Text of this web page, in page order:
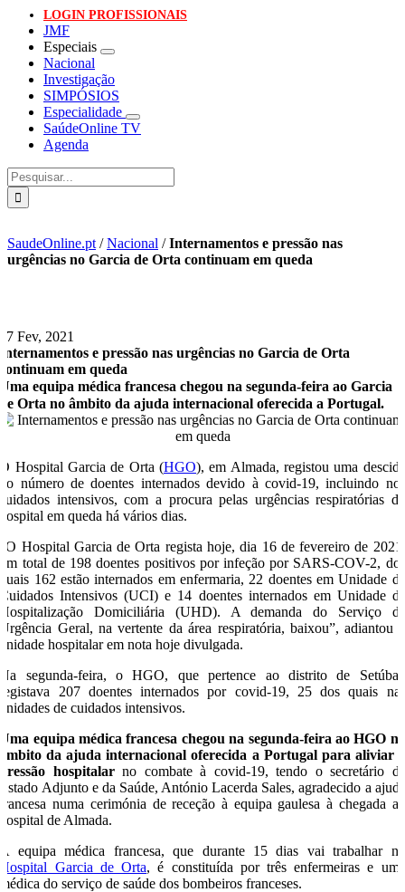
LOGIN PROFISSIONAIS
JMF
Especiais
Nacional
Investigação
SIMPÓSIOS
Especialidade
SaúdeOnline TV
Agenda
Pesquisar
SaudeOnline.pt /Nacional /Internamentos e pressão nas
urgências no Garcia de Orta continuam em queda
17 Fev, 2021
Internamentos e pressão nas urgências no Garcia de Orta
continuam em queda
Uma equipa médica francesa chegou na segunda-feira ao Garcia
de Orta no âmbito da ajuda internacional oferecida a Portugal.
O Hospital Garcia de Orta (HGO), em Almada, registou uma descida
no número de doentes internados devido à covid-19, incluindo nos
cuidados intensivos, com a procura pelas urgências respiratórias do
hospital em queda há vários dias.
“O Hospital Garcia de Orta regista hoje, dia 16 de fevereiro de 2021,
um total de 198 doentes positivos por infeção por SARS-COV-2, dos
quais 162 estão internados em enfermaria, 22 doentes em Unidade de
Cuidados Intensivos (UCI) e 14 doentes internados em Unidade de
Hospitalização Domiciliária (UHD). A demanda do Serviço de
Urgência Geral, na vertente da área respiratória, baixou”, adiantou a
unidade hospitalar em nota hoje divulgada.
Na segunda-feira, o HGO, que pertence ao distrito de Setúbal,
registava 207 doentes internados por covid-19, 25 dos quais nas
unidades de cuidados intensivos.
Uma equipa médica francesa chegou na segunda-feira ao HGO no
âmbito da ajuda internacional oferecida a Portugal para aliviar a
pressão hospitalarno combate à covid-19, tendo o secretário de
Estado Adjunto e da Saúde, António Lacerda Sales, agradecido a ajuda
francesa numa cerimónia de receção à equipa gaulesa à chegada ao
hospital de Almada.
A equipa médica francesa, que durante 15 dias vai trabalhar no
Hospital Garcia de Orta, é constituída por três enfermeiras e uma
médica do serviço de saúde dos bombeiros franceses.